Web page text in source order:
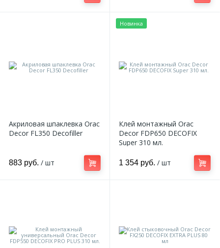
Акриловая шпаклевка Orac
Decor FL350 Decofiller
883 руб. / шт
Новинка
Клей монтажный Orac
Decor FDP650 DECOFIX
Super 310 мл.
1 354 руб. / шт